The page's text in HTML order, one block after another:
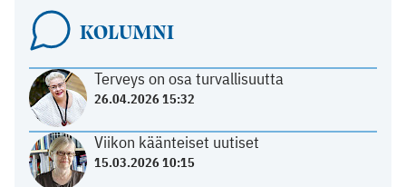
KOLUMNI
Terveys on osa turvallisuutta
26.04.2026 15:32
Viikon käänteiset uutiset
15.03.2026 10:15